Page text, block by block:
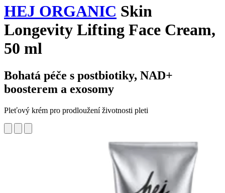
HEJ ORGANIC Skin
Longevity Lifting Face Cream,
50 ml
Bohatá péče s postbiotiky, NAD+
boosterem a exosomy
Pleťový krém pro prodloužení životnosti pleti